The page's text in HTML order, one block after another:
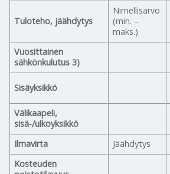
Tuloteho, jäähdytys
Nimellisarvo
(min. –
maks.)
Vuosittainen
sähkönkulutus 3)
Sisäyksikkö
Välikaapeli,
sisä-/ulkoyksikkö
Ilmavirta Jäähdytys
Kosteuden